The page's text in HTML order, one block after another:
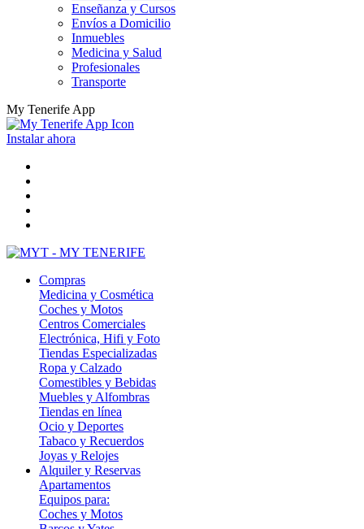
Enseñanza y Cursos
Envíos a Domicilio
Inmuebles
Medicina y Salud
Profesionales
Transporte
My Tenerife App
Instalar ahora
Compras
Medicina y Cosmética
Coches y Motos
Centros Comerciales
Electrónica, Hifi y Foto
Tiendas Especializadas
Ropa y Calzado
Comestibles y Bebidas
Muebles y Alfombras
Tiendas en línea
Ocio y Deportes
Tabaco y Recuerdos
Joyas y Relojes
Alquiler y Reservas
Apartamentos
Equipos para:
Coches y Motos